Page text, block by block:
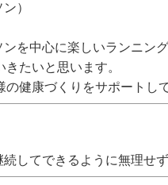
）
を中心に楽しいランニン
たいと思います。
健康づくりをサポートし
してできるように無理せ